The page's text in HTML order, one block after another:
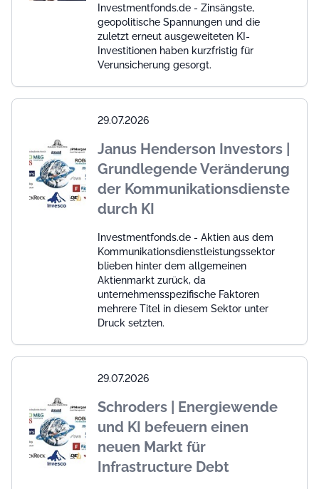
Investmentfonds.de - Zinsängste,
geopolitische Spannungen und die
zuletzt erneut ausgeweiteten KI-
Investitionen haben kurzfristig für
Verunsicherung gesorgt.
29.07.2026
Janus Henderson Investors |
Grundlegende Veränderung
der Kommunikationsdienste
durch KI
Investmentfonds.de - Aktien aus dem
Kommunikationsdienstleistungssektor
blieben hinter dem allgemeinen
Aktienmarkt zurück, da
unternehmensspezifische Faktoren
mehrere Titel in diesem Sektor unter
Druck setzten.
29.07.2026
Schroders | Energiewende
und KI befeuern einen
neuen Markt für
Infrastructure Debt